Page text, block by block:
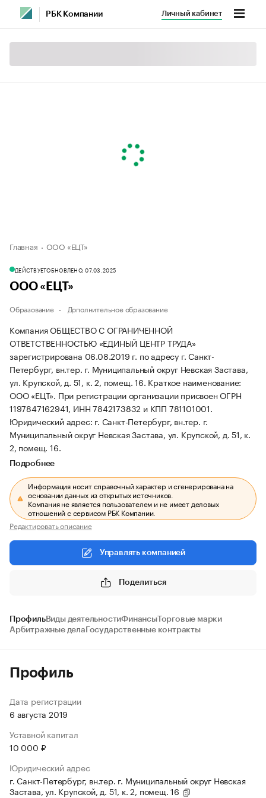
РБК Компании Личный кабинет
Главная ООО «ЕЦТ»
ДЕЙСТВУЕТОБНОВЛЕНО, 07.03.2025
ООО «ЕЦТ»
Образование Дополнительное образование
Компания ОБЩЕСТВО С ОГРАНИЧЕННОЙ
ОТВЕТСТВЕННОСТЬЮ «ЕДИНЫЙ ЦЕНТР ТРУДА»
зарегистрирована 06.08.2019 г. по адресу г. Санкт-
Петербург, вн.тер. г. Муниципальный округ Невская Застава,
ул. Крупской, д. 51, к. 2, помещ. 16. Краткое наименование:
ООО «ЕЦТ». При регистрации организации присвоен ОГРН
1197847162941, ИНН 7842173832 и КПП 781101001.
Юридический адрес: г. Санкт-Петербург, вн.тер. г.
Муниципальный округ Невская Застава, ул. Крупской, д. 51, к.
2, помещ. 16.
Подробнее
Информация носит справочный характер и сгенерирована на
основании данных из открытых источников.
Компания не является пользователем и не имеет деловых
отношений с сервисом РБК Компании.
Редактировать описание
Управлять компанией
Поделиться
ПрофильВиды деятельностиФинансыТорговые марки
Арбитражные дела Государственные контракты
Профиль
Дата регистрации
6 августа 2019
Уставной капитал
10 000 ₽
Юридический адрес
г. Санкт-Петербург, вн.тер. г. Муниципальный округ Невская
Застава, ул. Крупской, д. 51, к. 2, помещ. 16